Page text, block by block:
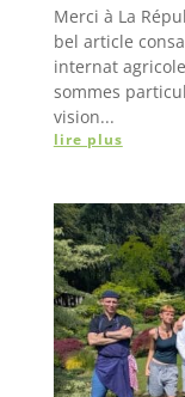
Merci à La
bel article
internat
sommes
vision...
lire plus